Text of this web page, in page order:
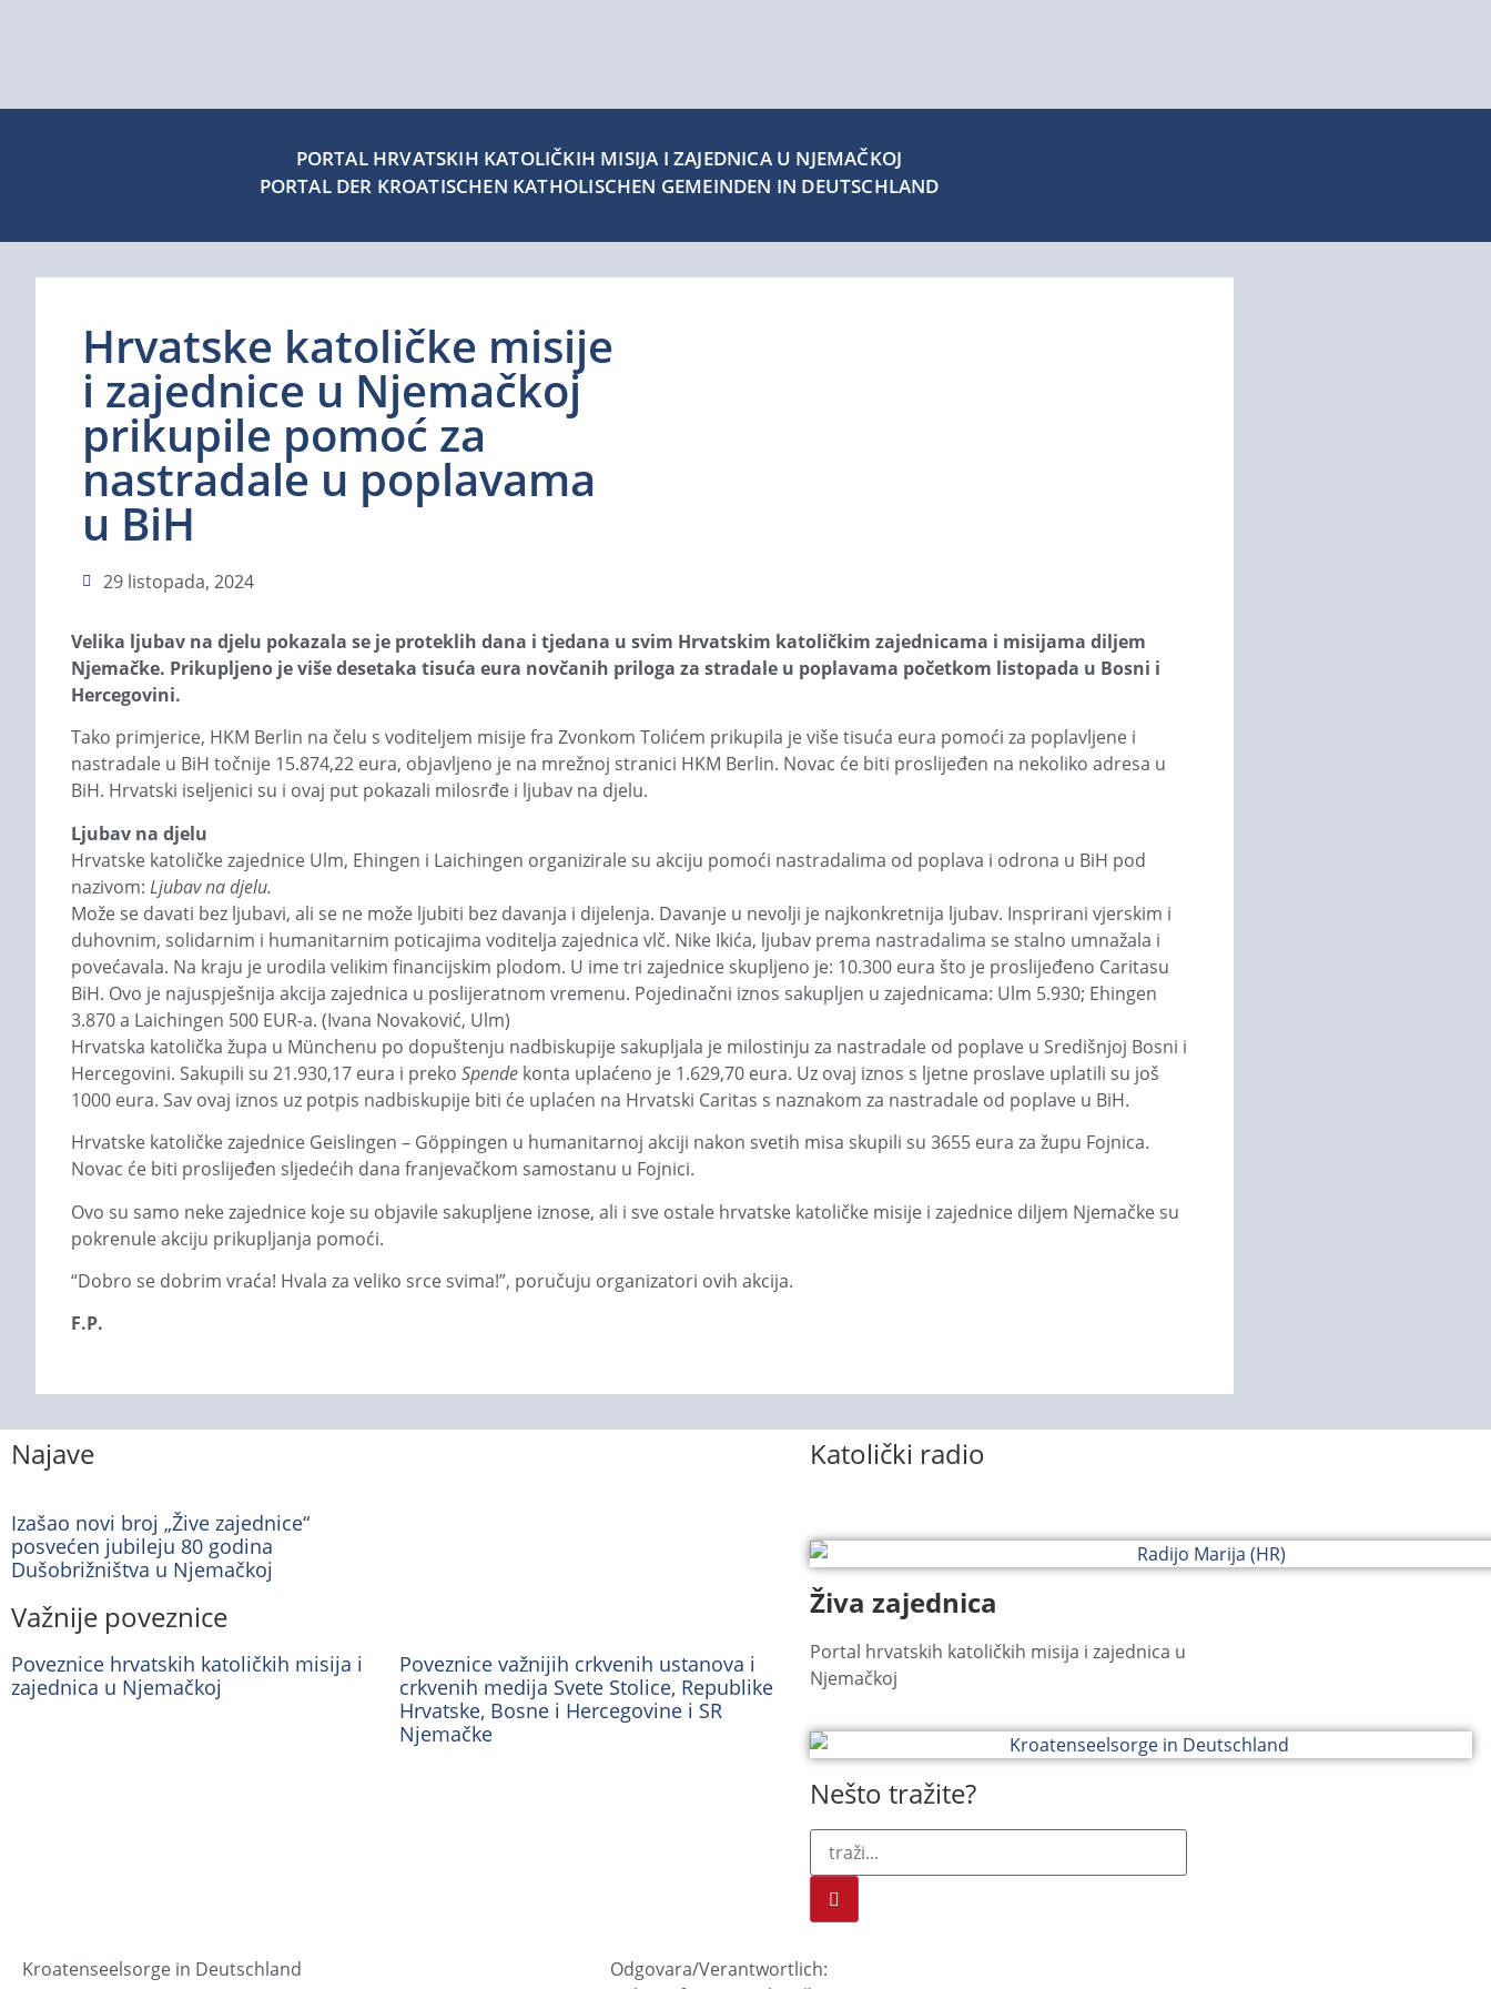
PORTAL HRVATSKIH KATOLIČKIH MISIJA I ZAJEDNICA U NJEMAČKOJ
PORTAL DER KROATISCHEN KATHOLISCHEN GEMEINDEN IN DEUTSCHLAND
Hrvatske katoličke misije
i zajednice u Njemačkoj
prikupile pomoć za
nastradale u poplavama
u BiH
29 listopada, 2024
Velika ljubav na djelu pokazala se je proteklih dana i tjedana u svim Hrvatskim katoličkim zajednicama i misijama diljem
Njemačke. Prikupljeno je više desetaka tisuća eura novčanih priloga za stradale u poplavama početkom listopada u Bosni i
Hercegovini.
Tako primjerice, HKM Berlin na čelu s voditeljem misije fra Zvonkom Tolićem prikupila je više tisuća eura pomoći za poplavljene i
nastradale u BiH točnije 15.874,22 eura, objavljeno je na mrežnoj stranici HKM Berlin. Novac će biti proslijeđen na nekoliko adresa u
BiH. Hrvatski iseljenici su i ovaj put pokazali milosrđe i ljubav na djelu.
Ljubav na djelu
Hrvatske katoličke zajednice Ulm, Ehingen i Laichingen organizirale su akciju pomoći nastradalima od poplava i odrona u BiH pod
nazivom: Ljubav na djelu.
Može se davati bez ljubavi, ali se ne može ljubiti bez davanja i dijelenja. Davanje u nevolji je najkonkretnija ljubav. Insprirani vjerskim i
duhovnim, solidarnim i humanitarnim poticajima voditelja zajednica vlč. Nike Ikića, ljubav prema nastradalima se stalno umnažala i
povećavala. Na kraju je urodila velikim financijskim plodom. U ime tri zajednice skupljeno je: 10.300 eura što je proslijeđeno Caritasu
BiH. Ovo je najuspješnija akcija zajednica u poslijeratnom vremenu. Pojedinačni iznos sakupljen u zajednicama: Ulm 5.930; Ehingen
3.870 a Laichingen 500 EUR-a. (Ivana Novaković, Ulm)
Hrvatska katolička župa u Münchenu po dopuštenju nadbiskupije sakupljala je milostinju za nastradale od poplave u Središnjoj Bosni i
Hercegovini. Sakupili su 21.930,17 eura i preko Spende konta uplaćeno je 1.629,70 eura. Uz ovaj iznos s ljetne proslave uplatili su još
1000 eura. Sav ovaj iznos uz potpis nadbiskupije biti će uplaćen na Hrvatski Caritas s naznakom za nastradale od poplave u BiH.
Hrvatske katoličke zajednice Geislingen – Göppingen u humanitarnoj akciji nakon svetih misa skupili su 3655 eura za župu Fojnica.
Novac će biti proslijeđen sljedećih dana franjevačkom samostanu u Fojnici.
Ovo su samo neke zajednice koje su objavile sakupljene iznose, ali i sve ostale hrvatske katoličke misije i zajednice diljem Njemačke su
pokrenule akciju prikupljanja pomoći.
“Dobro se dobrim vraća! Hvala za veliko srce svima!”, poručuju organizatori ovih akcija.
F.P.
Najave
Izašao novi broj „Žive zajednice“
posvećen jubileju 80 godina
Dušobrižništva u Njemačkoj
Važnije poveznice
Poveznice hrvatskih katoličkih misija i
zajednica u Njemačkoj
Poveznice važnijih crkvenih ustanova i
crkvenih medija Svete Stolice, Republike
Hrvatske, Bosne i Hercegovine i SR
Njemačke
Katolički radio
Živa zajednica
Portal hrvatskih katoličkih misija i zajednica u
Njemačkoj
Nešto tražite?
Kroatenseelsorge in Deutschland
Odgovara/Verantwortlich: